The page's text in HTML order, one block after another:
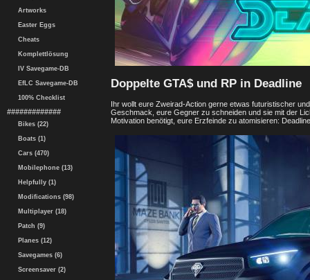
Artworks
Easter Eggs
Cheats
Komplettlösung
IV Savegame-DB
EfLC Savegame-DB
100% Checklist
#############
Bikes (22)
Boats (1)
Cars (470)
Mobilephone (13)
Helpfully (1)
Modifications (98)
Multiplayer (18)
Patch (9)
Planes (12)
Savegames (6)
Screensaver (2)
Doppelte GTA$ und RP in Deadline
Ihr wollt eure Zweirad-Action gerne etwas futuristischer
Geschmack, eure Gegner zu schneiden und sie mit der
Motivation benötigt, eure Erzfeinde zu atomisieren: